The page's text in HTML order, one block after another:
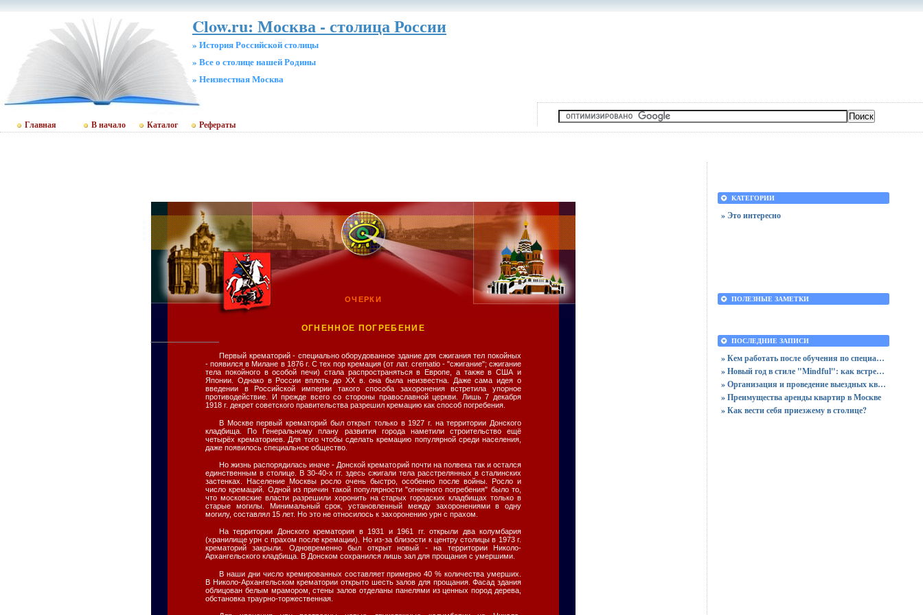
Clow.ru: Москва - столица России
» История Российской столицы
» Все о столице нашей Родины
» Неизвестная Москва
Главная В начало Каталог Рефераты
ОЧЕРКИ
ОГНЕННОЕ ПОГРЕБЕНИЕ
Первый крематорий - специально оборудованное здание для сжигания тел покойных
- появился в Милане в 1876 г. С тех пор кремация (от лат. crematio - "сжигание"; сжигание
тела покойного в особой печи) стала распространяться в Европе, а также в США и
Японии. Однако в России вплоть до XX в. она была неизвестна. Даже сама идея о
введении в Российской империи такого способа захоронения встретила упорное
противодействие. И прежде всего со стороны православной церкви. Лишь 7 декабря
1918 г. декрет советского правительства разрешил кремацию как способ погребения.
В Москве первый крематорий был открыт только в 1927 г. на территории Донского
кладбища. По Генеральному плану развития города наметили строительство ещё
четырёх крематориев. Для того чтобы сделать кремацию популярной среди населения,
даже появилось специальное общество.
Но жизнь распорядилась иначе - Донской крематорий почти на полвека так и остался
единственным в столице. В 30-40-х гг. здесь сжигали тела расстрелянных в сталинских
застенках. Население Москвы росло очень быстро, особенно после войны. Росло и
число кремаций. Одной из причин такой популярности "огненного погребения" было то,
что московские власти разрешили хоронить на старых городских кладбищах только в
старые могилы. Минимальный срок, установленный между захоронениями в одну
могилу, составлял 15 лет. Но это не относилось к захоронению урн с прахом.
На территории Донского крематория в 1931 и 1961 гг. открыли два колумбария
(хранилище урн с прахом после кремации). Но из-за близости к центру столицы в 1973 г.
крематорий закрыли. Одновременно был открыт новый - на территории Николо-
Архангельского кладбища. В Донском сохранился лишь зал для прощания с умершими.
В наши дни число кремированных составляет примерно 40 % количества умерших.
В Николо-Архангельском крематории открыто шесть залов для прощания. Фасад здания
облицован белым мрамором, стены залов отделаны панелями из ценных пород дерева,
обстановка траурно-торжественная.
КАТЕГОРИИ
» Это интересно
ПОЛЕЗНЫЕ ЗАМЕТКИ
ПОСЛЕДНИЕ ЗАПИСИ
» Кем работать после обучения по специальности «Логистика»
» Новый год в стиле "Mindful": как встретить праздник, оставшись в сознании
» Организация и проведение выездных квизов
» Преимущества аренды квартир в Москве
» Как вести себя приезжему в столице?